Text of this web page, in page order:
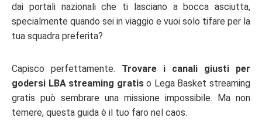
dai portali nazionali che ti lasciano a bocca asciutta,
specialmente quando sei in viaggio e vuoi solo tifare per la
tua squadra preferita?
Capisco perfettamente. Trovare i canali giusti per
godersi LBA streaming gratiso Lega Basket streaming
gratis può sembrare una missione impossibile. Ma non
temere, questa guida è il tuo faro nel caos.